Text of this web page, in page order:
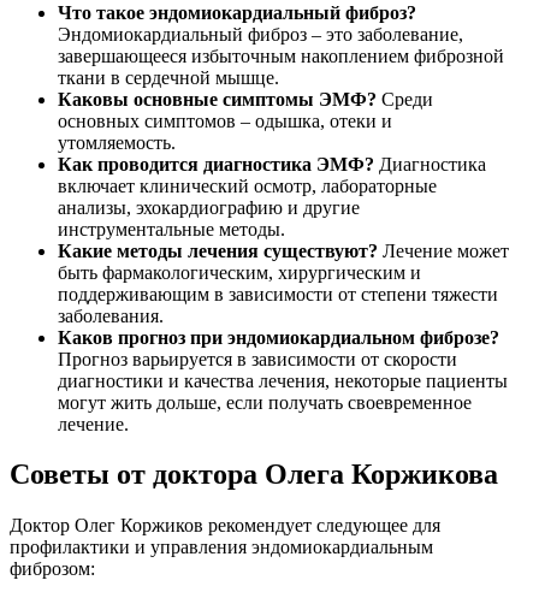
Что такое эндомиокардиальный фиброз?
Эндомиокардиальный фиброз – это заболевание,
завершающееся избыточным накоплением фиброзной
ткани в сердечной мышце.
Каковы основные симптомы ЭМФ? Среди
основных симптомов – одышка, отеки и
утомляемость.
Как проводится диагностика ЭМФ? Диагностика
включает клинический осмотр, лабораторные
анализы, эхокардиографию и другие
инструментальные методы.
Какие методы лечения существуют? Лечение может
быть фармакологическим, хирургическим и
поддерживающим в зависимости от степени тяжести
заболевания.
Каков прогноз при эндомиокардиальном фиброзе?
Прогноз варьируется в зависимости от скорости
диагностики и качества лечения, некоторые пациенты
могут жить дольше, если получать своевременное
лечение.
Советы от доктора Олега Коржикова
Доктор Олег Коржиков рекомендует следующее для
профилактики и управления эндомиокардиальным
фиброзом: